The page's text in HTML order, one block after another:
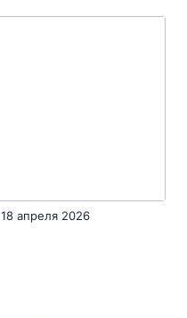
18 апреля 2026